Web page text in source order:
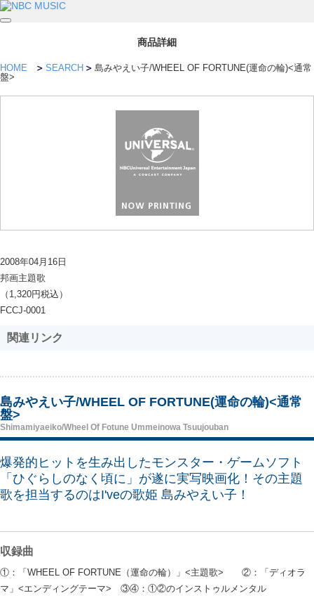
商品詳細
HOME SEARCH
島みやえい子/WHEEL OF FORTUNE(運命の輪)<通常
盤>
2008年04月16日
邦画主題歌
（1,320円税込）
FCCJ-0001
関連リンク
島みやえい子/WHEEL OF FORTUNE(運命の輪)<通常
盤>
Shimamiyaeiko/Wheel Of Fotune Ummeinowa Tsuujouban
爆発的ヒットを生み出したモンスター・ゲームソフト
「ひぐらしのなく頃に」が遂に実写映画化！その主題
歌を担当するのはI'veの歌姫 島みやえい子！
収録曲
①：「WHEEL OF FORTUNE（運命の輪）」<主題歌> ②：「ディオラ
マ」<エンディングテーマ> ③④：①②のインストゥルメンタル